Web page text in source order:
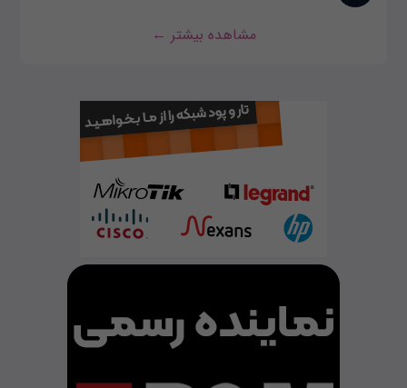
مشاهده بیشتر ←